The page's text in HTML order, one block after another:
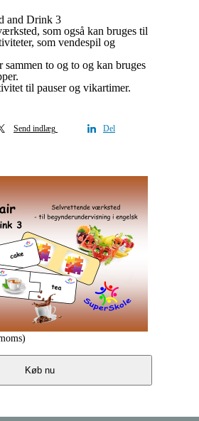
and Drink 3
som også kan bruges til
som vendespil og
sammen to og to og kan bruges
til pauser og vikartimer.
Send indlæg
Del
Køb nu